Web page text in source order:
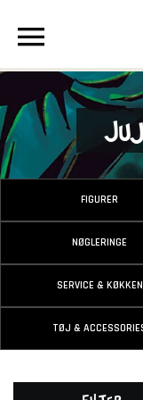
FIGURER
NØGLERINGE
SERVICE & KØKKEN
TØJ &